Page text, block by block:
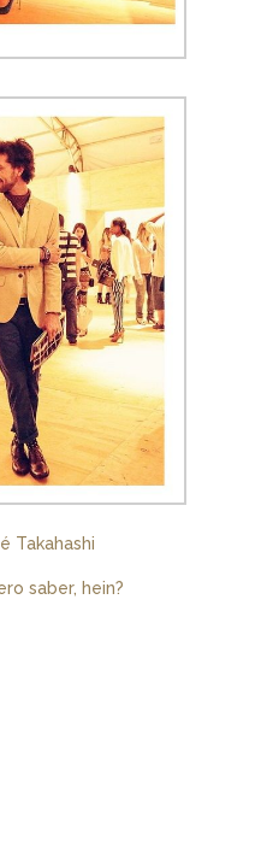
Takahashi
saber, hein?